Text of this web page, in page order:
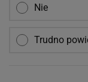
Nie
Trudno